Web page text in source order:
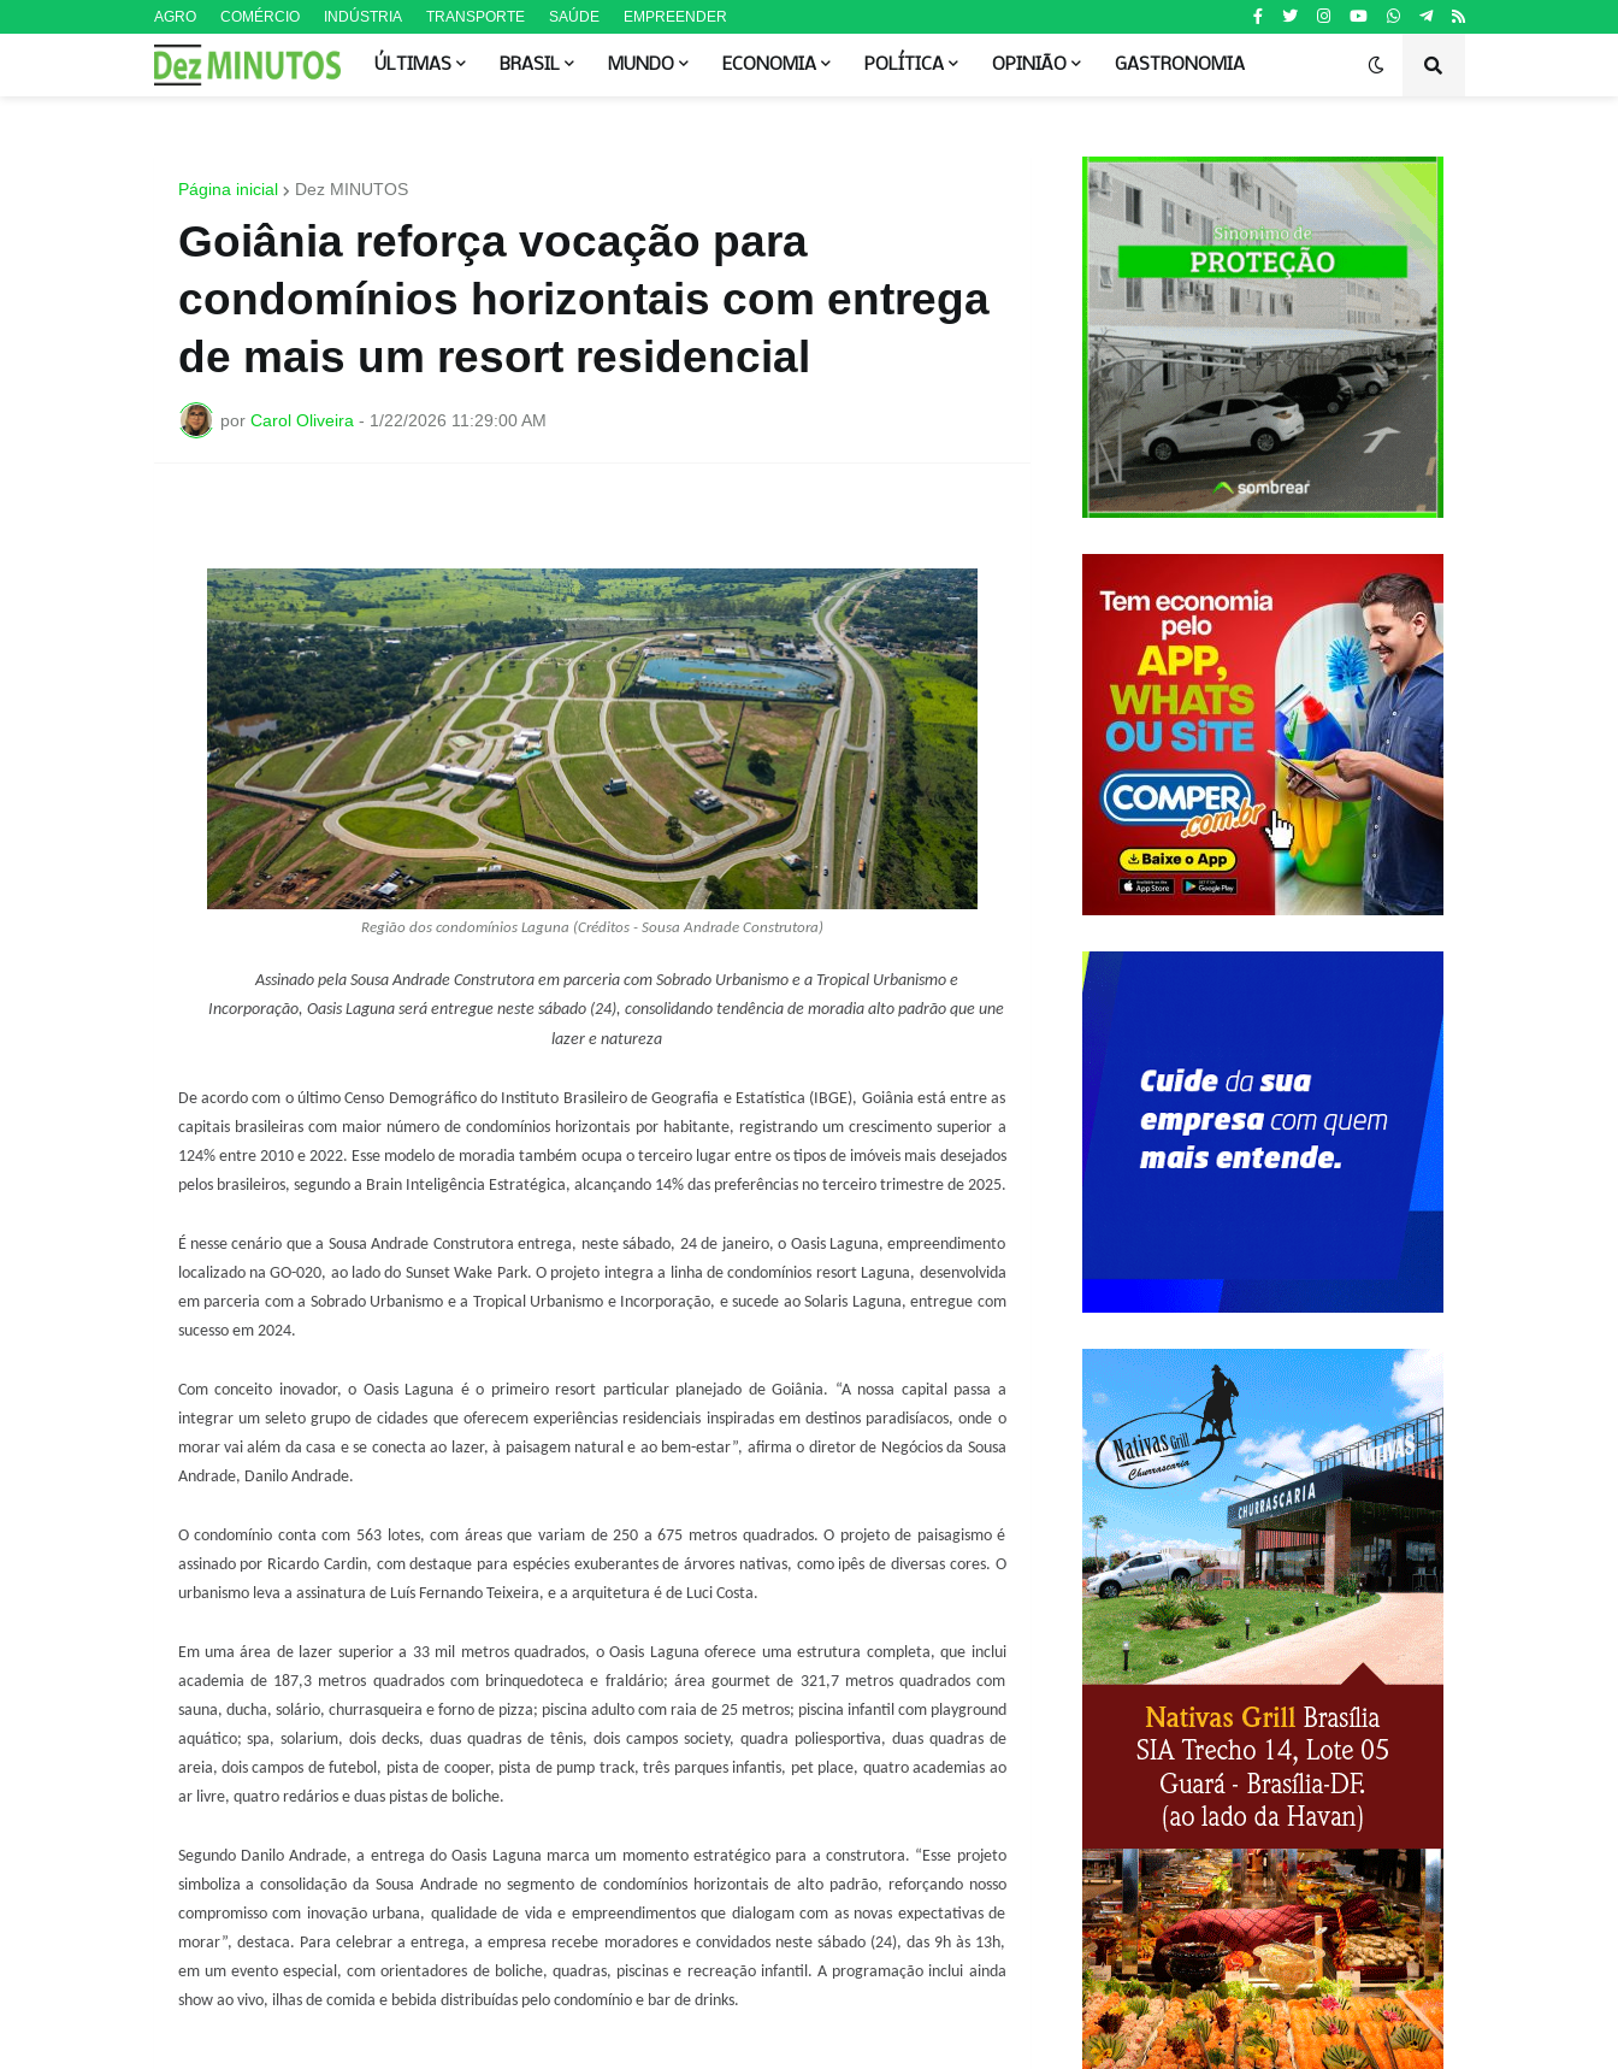
AGRO COMÉRCIO INDÚSTRIA TRANSPORTE SAÚDE EMPREENDER
ÚLTIMAS BRASIL MUNDO ECONOMIA POLÍTICA OPINIÃO GASTRONOMIA
Página inicial Dez MINUTOS
Goiânia reforça vocação para
condomínios horizontais com entrega
de mais um resort residencial
por Carol Oliveira - 1/22/2026 11:29:00 AM
Região dos condomínios Laguna (Créditos - Sousa Andrade Construtora)
Assinado pela Sousa Andrade Construtora em parceria com Sobrado Urbanismo e a Tropical Urbanismo e
Incorporação, Oasis Laguna será entregue neste sábado (24), consolidando tendência de moradia alto padrão que une
lazer e natureza
De acordo com o último Censo Demográfico do Instituto Brasileiro de Geografia e Estatística (IBGE), Goiânia está entre as
capitais brasileiras com maior número de condomínios horizontais por habitante, registrando um crescimento superior a
124% entre 2010 e 2022. Esse modelo de moradia também ocupa o terceiro lugar entre os tipos de imóveis mais desejados
pelos brasileiros, segundo a Brain Inteligência Estratégica, alcançando 14% das preferências no terceiro trimestre de 2025.
É nesse cenário que a Sousa Andrade Construtora entrega, neste sábado, 24 de janeiro, o Oasis Laguna, empreendimento
localizado na GO-020, ao lado do Sunset Wake Park. O projeto integra a linha de condomínios resort Laguna, desenvolvida
em parceria com a Sobrado Urbanismo e a Tropical Urbanismo e Incorporação, e sucede ao Solaris Laguna, entregue com
sucesso em 2024.
Com conceito inovador, o Oasis Laguna é o primeiro resort particular planejado de Goiânia. “A nossa capital passa a
integrar um seleto grupo de cidades que oferecem experiências residenciais inspiradas em destinos paradisíacos, onde o
morar vai além da casa e se conecta ao lazer, à paisagem natural e ao bem-estar”, afirma o diretor de Negócios da Sousa
Andrade, Danilo Andrade.
O condomínio conta com 563 lotes, com áreas que variam de 250 a 675 metros quadrados. O projeto de paisagismo é
assinado por Ricardo Cardin, com destaque para espécies exuberantes de árvores nativas, como ipês de diversas cores. O
urbanismo leva a assinatura de Luís Fernando Teixeira, e a arquitetura é de Luci Costa.
Em uma área de lazer superior a 33 mil metros quadrados, o Oasis Laguna oferece uma estrutura completa, que inclui
academia de 187,3 metros quadrados com brinquedoteca e fraldário; área gourmet de 321,7 metros quadrados com
sauna, ducha, solário, churrasqueira e forno de pizza; piscina adulto com raia de 25 metros; piscina infantil com playground
aquático; spa, solarium, dois decks, duas quadras de tênis, dois campos society, quadra poliesportiva, duas quadras de
areia, dois campos de futebol, pista de cooper, pista de pump track, três parques infantis, pet place, quatro academias ao
ar livre, quatro redários e duas pistas de boliche.
Segundo Danilo Andrade, a entrega do Oasis Laguna marca um momento estratégico para a construtora. “Esse projeto
simboliza a consolidação da Sousa Andrade no segmento de condomínios horizontais de alto padrão, reforçando nosso
compromisso com inovação urbana, qualidade de vida e empreendimentos que dialogam com as novas expectativas de
morar”, destaca. Para celebrar a entrega, a empresa recebe moradores e convidados neste sábado (24), das 9h às 13h,
em um evento especial, com orientadores de boliche, quadras, piscinas e recreação infantil. A programação inclui ainda
show ao vivo, ilhas de comida e bebida distribuídas pelo condomínio e bar de drinks.